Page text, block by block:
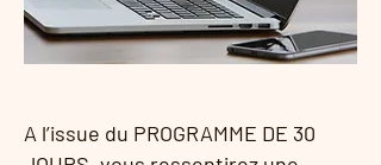
A l’issue du PROGRAMME DE 30